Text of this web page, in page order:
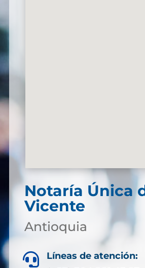
Notaría Única
Vicente
Antioquia
 Líneas de atención: